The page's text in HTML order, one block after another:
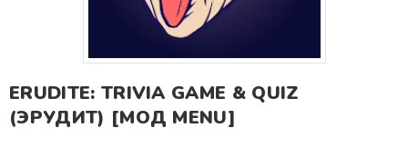
ERUDITE: TRIVIA GAME & QUIZ
(ЭРУДИТ) [МОД MENU]